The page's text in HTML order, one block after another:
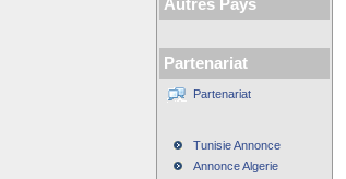
Autres Pays
Partenariat
Partenariat
Tunisie Annonce
Annonce Algerie